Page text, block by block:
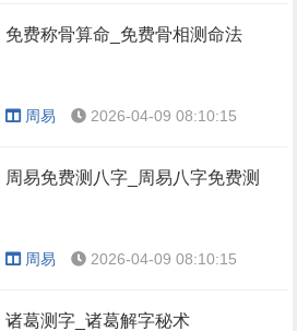
免费称骨算命_免费骨相测命法
周易 2026-04-09 08:10:15
周易免费测八字_周易八字免费测
周易 2026-04-09 08:10:15
诸葛测字_诸葛解字秘术